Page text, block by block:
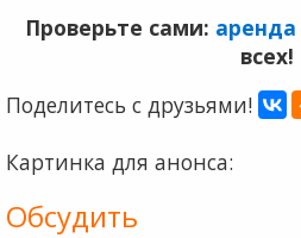
Проверьте сами: аренда
всех!
Поделитесь с друзьями!
Картинка для анонса:
Обсудить